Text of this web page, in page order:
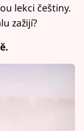
lekci češtiny.
zažijí?